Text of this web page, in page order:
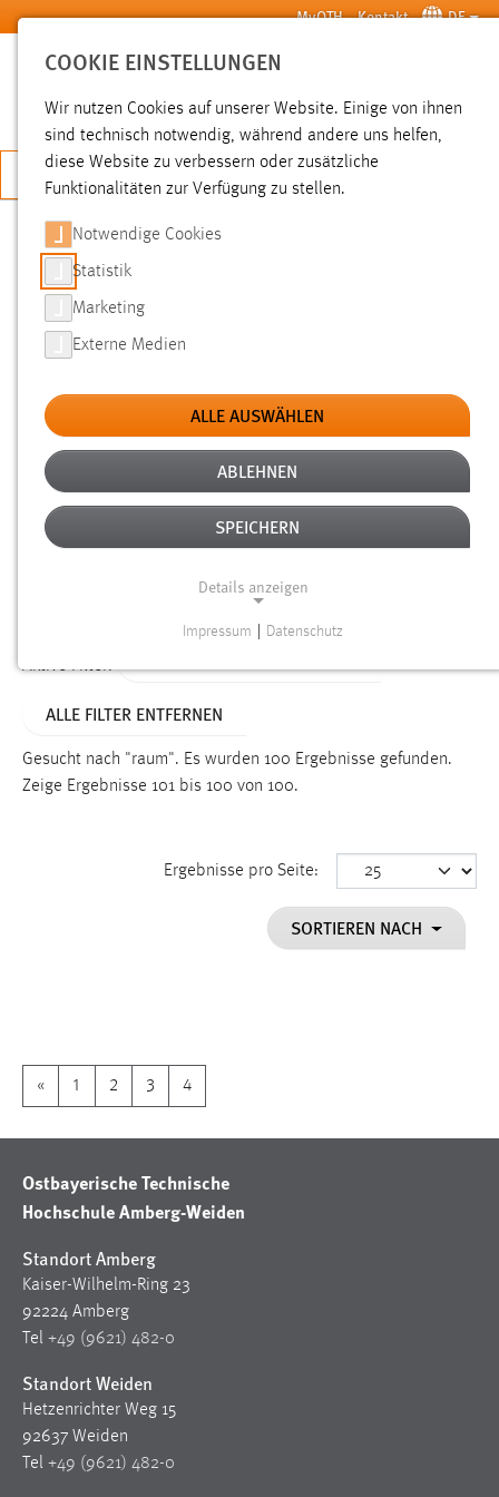
Zum Hauptinhalt springen MyOTH Kontakt DE
SUCHE
JETZT BEWERBEN
SUCHE
FILTER
Typ
Erstellungsdatum
Alter
Aktive Filter:
ALLE FILTER ENTFERNEN
Gesucht nach "raum". Es wurden 100 Ergebnisse gefunden.
Zeige Ergebnisse 101 bis 100 von 100.
Ergebnisse pro Seite:
SORTIEREN NACH
« 1 2 3 4
Ostbayerische Technische
Hochschule Amberg-Weiden
Standort Amberg
Kaiser-Wilhelm-Ring 23
92224 Amberg
Tel +49 (9621) 482-0
Standort Weiden
Hetzenrichter Weg 15
92637 Weiden
Tel +49 (9621) 482-0
COOKIE EINSTELLUNGEN
Wir nutzen Cookies auf unserer Website. Einige von ihnen
sind technisch notwendig, während andere uns helfen,
diese Website zu verbessern oder zusätzliche
Funktionalitäten zur Verfügung zu stellen.
Notwendige Cookies
Statistik
Marketing
Externe Medien
ALLE AUSWÄHLEN
ABLEHNEN
SPEICHERN
Details anzeigen
Funktionen und sind für die einwandfreie Funktion der
Einverständnis
cookie_consent
Dieser Cookie speichert die ausgewählten Einverständnis-
Performance
Zweck:
Für performante Seitenauslieferung wird in diesem Cookie
Sprachpräferenz
Name:
Zweck:
Das Cookie speichert die gewählte Sprache der Website.
Impressum Datenschutz